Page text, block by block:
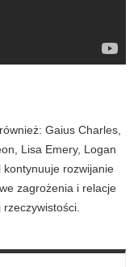
Gaius Charles,
Lisa Emery, Logan
kontynuuje rozwijanie
zagrożenia i relacje